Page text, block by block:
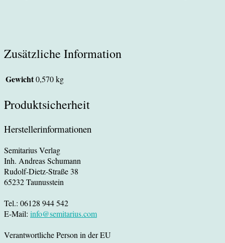
Zusätzliche Information
Gewicht0,570 kg
Produktsicherheit
Herstellerinformationen
Semitarius Verlag
Inh. Andreas Schumann
Rudolf-Dietz-Straße 38
65232 Taunusstein
Tel.: 06128 944 542
E-Mail: info@semitarius.com
Verantwortliche Person in der EU